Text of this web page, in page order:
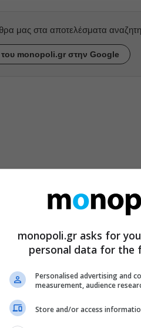
μας στα αποτελέσματα
monopoli.gr στην Google
monopoli.gr asks for
personal data for the
Personalised advertising and
measurement, audience
Store and/or access